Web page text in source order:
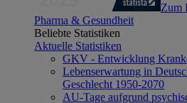
Zum
Pharma & Gesundheit
Beliebte Statistiken
Aktuelle Statistiken
GKV - Entwicklung
Lebenserwartung in
Geschlecht 1950-2070
AU-Tage aufgrund